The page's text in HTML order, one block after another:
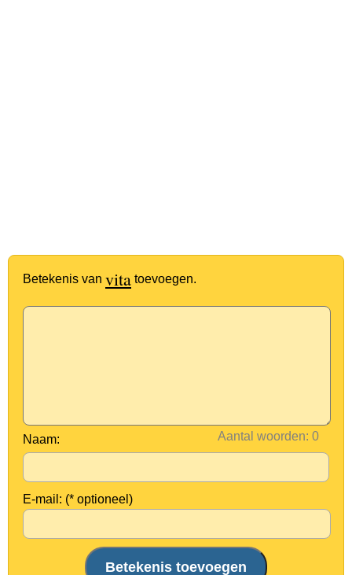
Betekenis van vita toevoegen.
Aantal woorden:
Naam:
E-mail: (* optioneel)